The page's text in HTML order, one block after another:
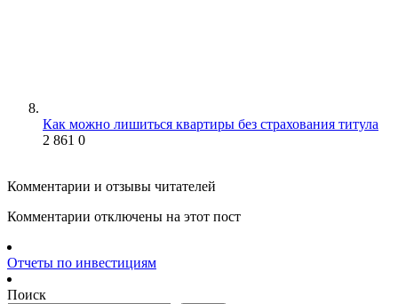
Как можно лишиться квартиры без страхования титула
2 861 0
Комментарии и отзывы читателей
Комментарии отключены на этот пост
Отчеты по инвестициям
Поиск